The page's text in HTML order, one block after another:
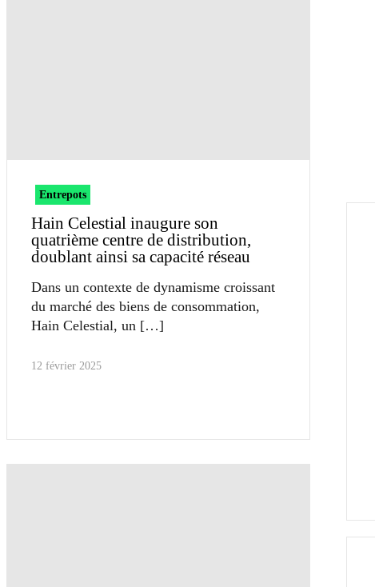
Entrepots
Hain Celestial inaugure son
quatrième centre de distribution,
doublant ainsi sa capacité réseau
Dans un contexte de dynamisme croissant
du marché des biens de consommation,
Hain Celestial, un
12 février 2025